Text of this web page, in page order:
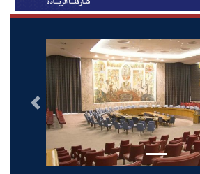
التالى